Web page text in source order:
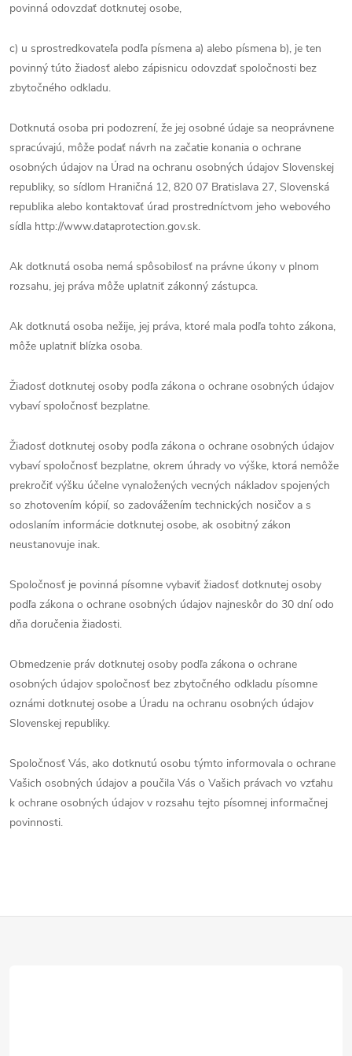
povinná odovzdať dotknutej osobe,
c) u sprostredkovateľa podľa písmena a) alebo písmena b), je ten
povinný túto žiadosť alebo zápisnicu odovzdať spoločnosti bez
zbytočného odkladu.
Dotknutá osoba pri podozrení, že jej osobné údaje sa neoprávnene
spracúvajú, môže podať návrh na začatie konania o ochrane
osobných údajov na Úrad na ochranu osobných údajov Slovenskej
republiky, so sídlom Hraničná 12, 820 07 Bratislava 27, Slovenská
republika alebo kontaktovať úrad prostredníctvom jeho webového
sídla http://www.dataprotection.gov.sk.
Ak dotknutá osoba nemá spôsobilosť na právne úkony v plnom
rozsahu, jej práva môže uplatniť zákonný zástupca.
Ak dotknutá osoba nežije, jej práva, ktoré mala podľa tohto zákona,
môže uplatniť blízka osoba.
Žiadosť dotknutej osoby podľa zákona o ochrane osobných údajov
vybaví spoločnosť bezplatne.
Žiadosť dotknutej osoby podľa zákona o ochrane osobných údajov
vybaví spoločnosť bezplatne, okrem úhrady vo výške, ktorá nemôže
prekročiť výšku účelne vynaložených vecných nákladov spojených
so zhotovením kópií, so zadovážením technických nosičov a s
odoslaním informácie dotknutej osobe, ak osobitný zákon
neustanovuje inak.
Spoločnosť je povinná písomne vybaviť žiadosť dotknutej osoby
podľa zákona o ochrane osobných údajov najneskôr do 30 dní odo
dňa doručenia žiadosti.
Obmedzenie práv dotknutej osoby podľa zákona o ochrane
osobných údajov spoločnosť bez zbytočného odkladu písomne
oznámi dotknutej osobe a Úradu na ochranu osobných údajov
Slovenskej republiky.
Spoločnosť Vás, ako dotknutú osobu týmto informovala o ochrane
Vašich osobných údajov a poučila Vás o Vašich právach vo vzťahu
k ochrane osobných údajov v rozsahu tejto písomnej informačnej
povinnosti.